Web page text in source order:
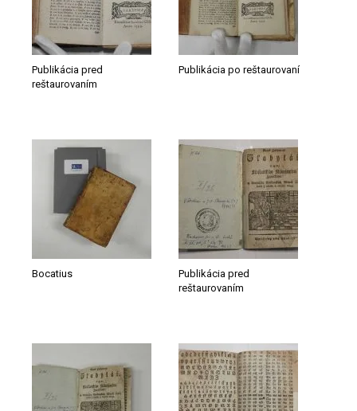
Publikácia pred
reštaurovaním
Publikácia po reštaurovaní
Bocatius
Publikácia pred
reštaurovaním